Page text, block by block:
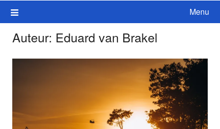
Menu
Auteur: Eduard van Brakel